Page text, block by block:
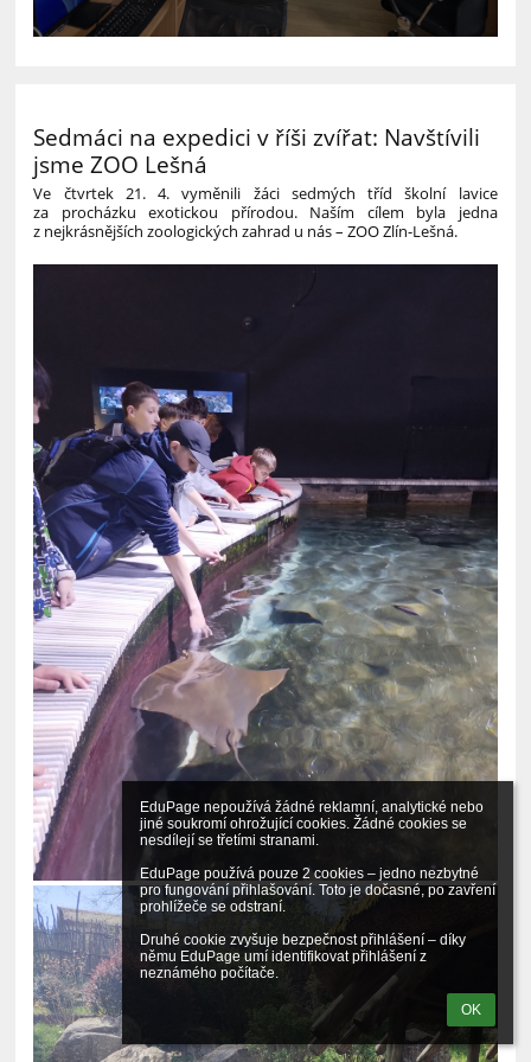
EduPage nepoužívá žádné reklamní, analytické nebo
jiné soukromí ohrožující cookies. Žádné cookies se
nesdílejí se třetími stranami.
EduPage používá pouze 2 cookies – jedno nezbytné
pro fungování přihlašování. Toto je dočasné, po zavření
prohlížeče se odstraní.
Druhé cookie zvyšuje bezpečnost přihlášení – díky
němu EduPage umí identifikovat přihlášení z
neznámého počítače.
OK
Sedmáci na expedici v říši zvířat: Navštívili
jsme ZOO Lešná
Ve čtvrtek 21. 4. vyměnili žáci sedmých tříd školní lavice
za procházku exotickou přírodou. Naším cílem byla jedna
z nejkrásnějších zoologických zahrad u nás – ZOO Zlín-Lešná.